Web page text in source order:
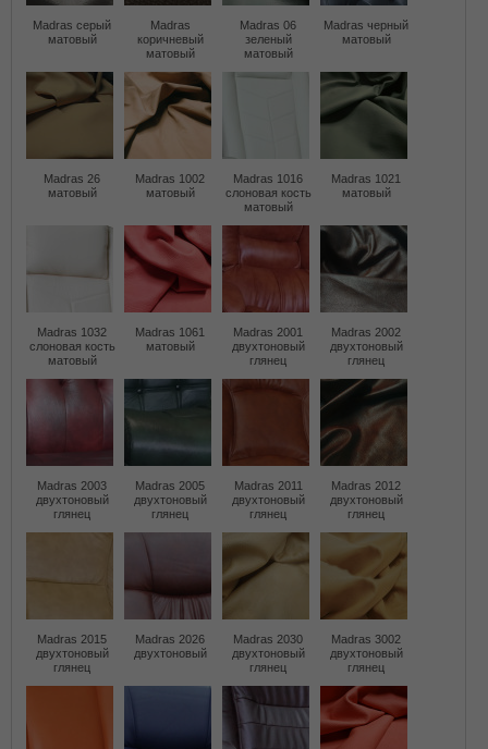
Madras серый
матовый
Madras
коричневый
матовый
Madras 06
зеленый
матовый
Madras черный
матовый
Madras 26
матовый
Madras 1002
матовый
Madras 1016
слоновая кость
матовый
Madras 1021
матовый
Madras 1032
слоновая кость
матовый
Madras 1061
матовый
Madras 2001
двухтоновый
глянец
Madras 2002
двухтоновый
глянец
Madras 2003
двухтоновый
глянец
Madras 2005
двухтоновый
глянец
Madras 2011
двухтоновый
глянец
Madras 2012
двухтоновый
глянец
Madras 2015
двухтоновый
глянец
Madras 2026
двухтоновый
Madras 2030
двухтоновый
глянец
Madras 3002
двухтоновый
глянец